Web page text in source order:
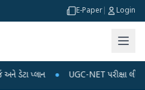
E-Paper Login
પ્લાન ● UGC-NET પરીક્ષા લીકના